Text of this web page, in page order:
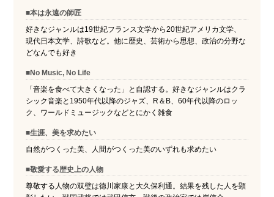
■本は永遠の師匠
好きなジャンルは19世紀フランス文学から20世紀アメリカ文学、
現代日本文学、詩歌など。他に歴史、芸術から思想、政治の分野な
どなんでも好き
■No Music, No Life
「音楽を食べて大きくなった」と自認する。好きなジャンルはクラ
シック音楽と1950年代以降のジャズ、R＆B、60年代以降のロッ
ク、ワールドミュージックなどとにかく雑食
■生涯、美を求めたい
自然がつくった美、人間がつくった美のいずれも求めたい
■敬愛する歴史上の人物
尊敬する人物の双璧は徳川家康と大久保利通。結果を残した人を顕